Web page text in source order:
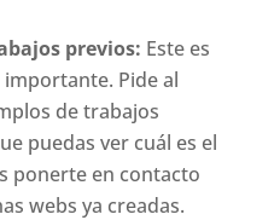
previos: Este es
Pide al
de trabajos
puedas ver cuál es el
ponerte en contacto
webs ya creadas.